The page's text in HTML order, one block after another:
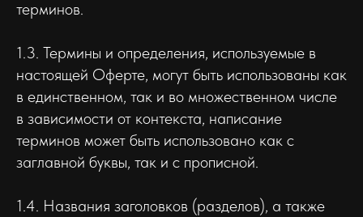
терминов.
1.3. Термины и определения, используемые в
настоящей Оферте, могут быть использованы как
в единственном, так и во множественном числе
в зависимости от контекста, написание
терминов может быть использовано как с
заглавной буквы, так и с прописной.
1.4. Названия заголовков (разделов), а также